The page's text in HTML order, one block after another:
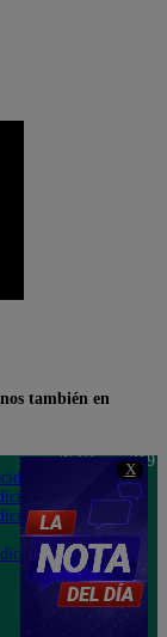
X
también en
Teléfono: 219
Av. San
Felipe 968
Jesús María